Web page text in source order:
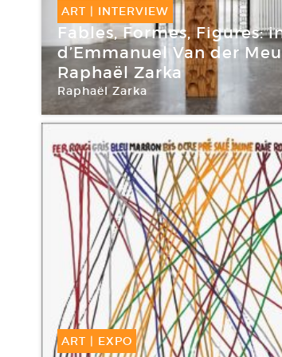
ART | INTERVIEW
Fables, Formes, Figures:
d’Emmanuel Van der
Raphaël Zarka
Raphaël Zarka
Maison d’Art Bernard Anthonioz
ART | EXPO